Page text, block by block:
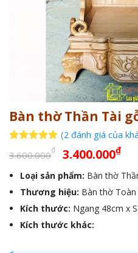
Bàn thờ Thần Tài
dựa trên
(2 đánh giá của
3.600.000₫ Giá
gốc
là:
3.400.000₫Giá
là:
Loại sản phẩm: Bàn thờ
Thương hiệu: Bàn thờ
Kích thước: Ngang 48cm x
Kích thước khác: